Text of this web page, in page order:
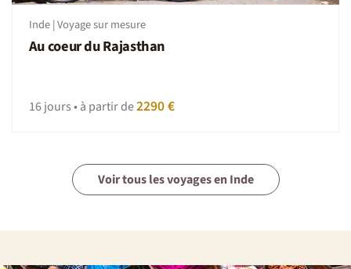
Inde | Voyage sur mesure
Au coeur du Rajasthan
16 jours • à partir de2290 €
Voir tous les voyages en Inde